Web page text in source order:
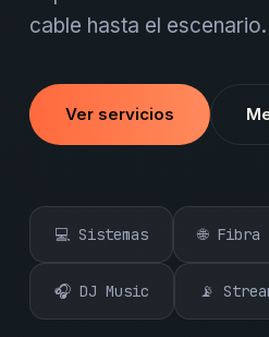
cable hasta el escenario.
Ver servicios
💻 Sistemas 🌐
🎧 DJ Music 📡